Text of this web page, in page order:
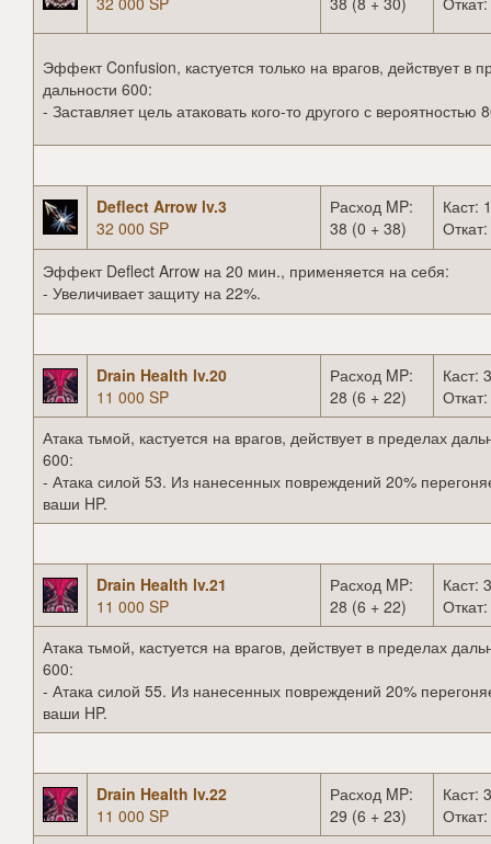
Эффект Confusion, кастуется только на врагов, действует в
дальности 600:
- Заставляет цель атаковать кого-то другого с вероятностью
Deflect Arrow lv.3
32 000 SP
Расход MP:
38 (0 + 38)
Каст:
Эффект Deflect Arrow на 20 мин., применяется на себя:
- Увеличивает защиту на 22%.
Drain Health lv.20
11 000 SP
Расход MP:
28 (6 + 22)
Каст:
Атака тьмой, кастуется на врагов, действует в пределах
600:
- Атака силой 53. Из нанесенных повреждений 20%
ваши HP.
Drain Health lv.21
11 000 SP
Расход MP:
28 (6 + 22)
Каст:
Атака тьмой, кастуется на врагов, действует в пределах
600:
- Атака силой 55. Из нанесенных повреждений 20%
ваши HP.
Drain Health lv.22
11 000 SP
Расход MP:
29 (6 + 23)
Каст: